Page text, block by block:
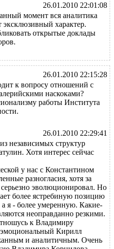
26.01.2010 22:01:08
момент вся аналитика
характер.
открытые доклады
26.01.2010 22:15:28
к вопросу отношений с
наскоками?
работы Института
26.01.2010 22:29:41
независимых структур
Хотя интерес сейчас
у нас с Константином
разногласия, хотя за
эволюционировал. Но
более ястребиную позицию
я - более умеренную. Какие-
неоправданно резкими.
к Владимиру
Кирилл
и аналитичным. Очень